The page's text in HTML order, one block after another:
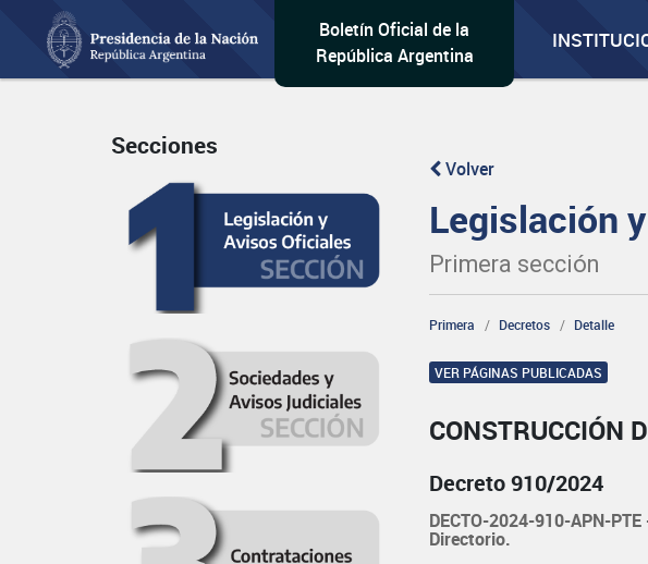
Boletín Oficial de la
República Argentina
Secciones
Volver
Legislación
Primera sección
Primera Decretos Detalle
VER PÁGINAS PUBLICADAS
CONSTRUCCIÓN
Decreto 910/2024
DECTO-2024-910-APN-
Directorio.